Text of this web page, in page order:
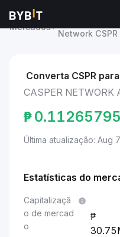
Mercados
Network CSPR
Converta CSPR para
CASPER NETWORK
₱
Última atualização: Aug
Estatísticas do
Capitalizaçã
o de mercad
o